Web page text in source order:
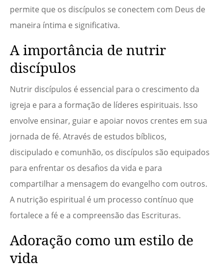
permite que os discípulos se conectem com Deus de
maneira íntima e significativa.
A importância de nutrir
discípulos
Nutrir discípulos é essencial para o crescimento da
igreja e para a formação de líderes espirituais. Isso
envolve ensinar, guiar e apoiar novos crentes em sua
jornada de fé. Através de estudos bíblicos,
discipulado e comunhão, os discípulos são equipados
para enfrentar os desafios da vida e para
compartilhar a mensagem do evangelho com outros.
A nutrição espiritual é um processo contínuo que
fortalece a fé e a compreensão das Escrituras.
Adoração como um estilo de
vida